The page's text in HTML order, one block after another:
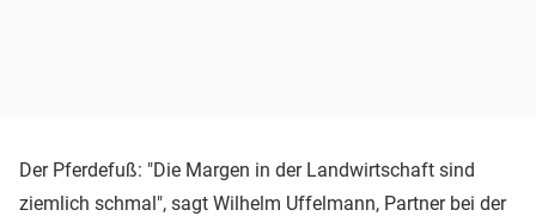
Der Pferdefuß: "Die Margen in der Landwirtschaft sind
ziemlich schmal", sagt Wilhelm Uffelmann, Partner bei der